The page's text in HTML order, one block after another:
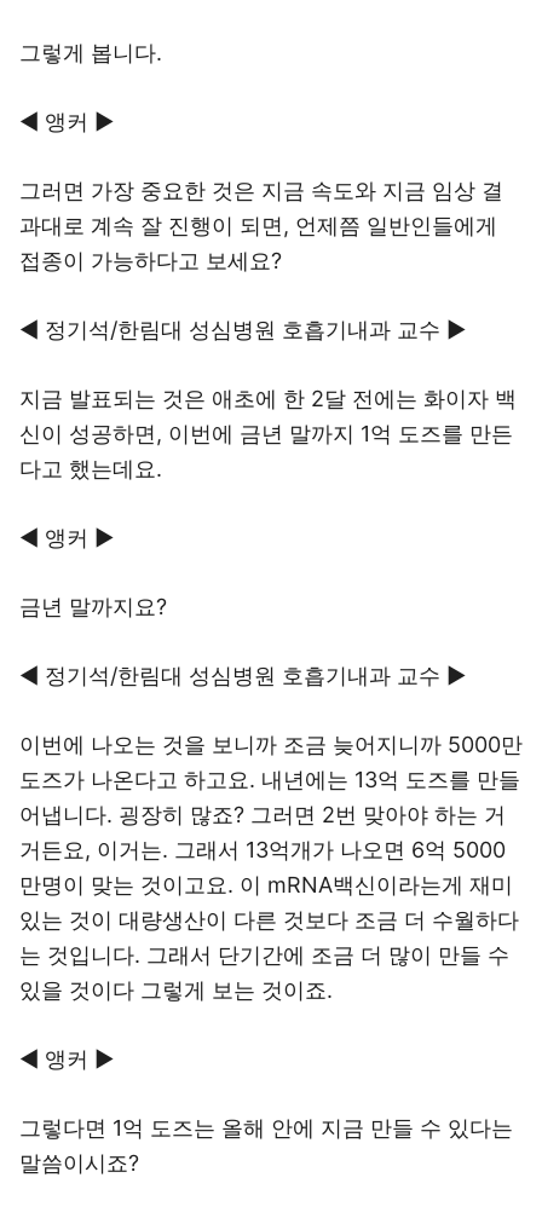
그렇게 봅니다.
◀ 앵커 ▶
그러면 가장 중요한 것은 지금 속도와 지금 임상 결
과대로 계속 잘 진행이 되면, 언제쯤 일반인들에게
접종이 가능하다고 보세요?
◀ 정기석/한림대 성심병원 호흡기내과 교수 ▶
지금 발표되는 것은 애초에 한 2달 전에는 화이자 백
신이 성공하면, 이번에 금년 말까지 1억 도즈를 만든
다고 했는데요.
◀ 앵커 ▶
금년 말까지요?
◀ 정기석/한림대 성심병원 호흡기내과 교수 ▶
이번에 나오는 것을 보니까 조금 늦어지니까 5000만
도즈가 나온다고 하고요. 내년에는 13억 도즈를 만들
어냅니다. 굉장히 많죠? 그러면 2번 맞아야 하는 거
거든요, 이거는. 그래서 13억개가 나오면 6억 5000
만명이 맞는 것이고요. 이 mRNA백신이라는게 재미
있는 것이 대량생산이 다른 것보다 조금 더 수월하다
는 것입니다. 그래서 단기간에 조금 더 많이 만들 수
있을 것이다 그렇게 보는 것이죠.
◀ 앵커 ▶
그렇다면 1억 도즈는 올해 안에 지금 만들 수 있다는
말씀이시죠?